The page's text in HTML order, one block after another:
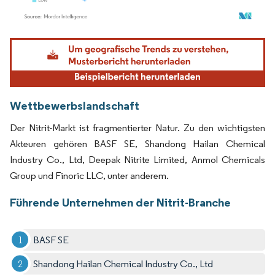
Bild © Mordor Intelligence. Wiederverwendung erfordert Namensnennung gemäß
Wettbewerbslandschaft
Der Nitrit-Markt ist fragmentierter Natur. Zu den wichtigsten
Akteuren gehören BASF SE, Shandong Hailan Chemical
Industry Co., Ltd, Deepak Nitrite Limited, Anmol Chemicals
Group und Finoric LLC, unter anderem.
Führende Unternehmen der Nitrit-Branche
BASF SE
Shandong Hailan Chemical Industry Co., Ltd